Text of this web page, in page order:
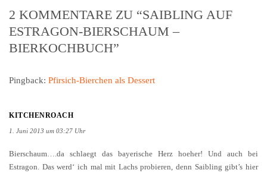
2 KOMMENTARE ZU “SAIBLING AUF
ESTRAGON-BIERSCHAUM –
BIERKOCHBUCH”
Pingback: Pfirsich-Bierchen als Dessert
KITCHENROACH
1. Juni 2013 um 03:27 Uhr
Bierschaum….da schlaegt das bayerische Herz hoeher! Und auch bei
Estragon. Das werd‘ ich mal mit Lachs probieren, denn Saibling gibt’s hier